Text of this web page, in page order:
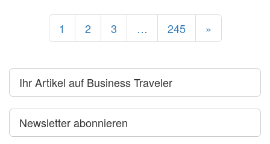
1 2 3 … 245 »
Ihr Artikel auf Business Traveler
Newsletter abonnieren